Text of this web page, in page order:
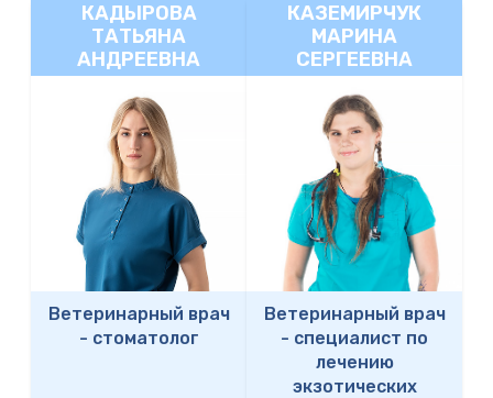
КАДЫРОВА
ТАТЬЯНА
АНДРЕЕВНА
Ветеринарный врач
- стоматолог
КАЗЕМИРЧУК
МАРИНА
СЕРГЕЕВНА
Ветеринарный врач
- специалист по
лечению
экзотических